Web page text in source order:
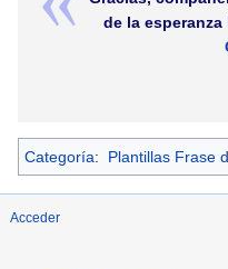
de la
Categoría: Plantillas Frase
Acceder